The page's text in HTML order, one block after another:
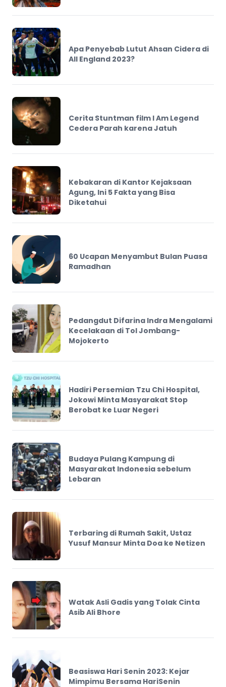
Apa Penyebab Lutut Ahsan Cidera di
All England 2023?
Cerita Stuntman film I Am Legend
Cedera Parah karena Jatuh
Kebakaran di Kantor Kejaksaan
Agung, Ini 5 Fakta yang Bisa
Diketahui
60 Ucapan Menyambut Bulan Puasa
Ramadhan
Pedangdut Difarina Indra Mengalami
Kecelakaan di Tol Jombang-
Mojokerto
Hadiri Persemian Tzu Chi Hospital,
Jokowi Minta Masyarakat Stop
Berobat ke Luar Negeri
Budaya Pulang Kampung di
Masyarakat Indonesia sebelum
Lebaran
Terbaring di Rumah Sakit, Ustaz
Yusuf Mansur Minta Doa ke Netizen
Watak Asli Gadis yang Tolak Cinta
Asib Ali Bhore
Beasiswa Hari Senin 2023: Kejar
Mimpimu Bersama HariSenin